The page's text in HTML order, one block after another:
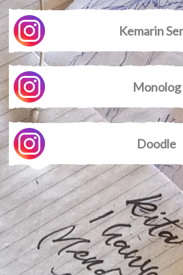
Kemarin
Monolog
Doodle